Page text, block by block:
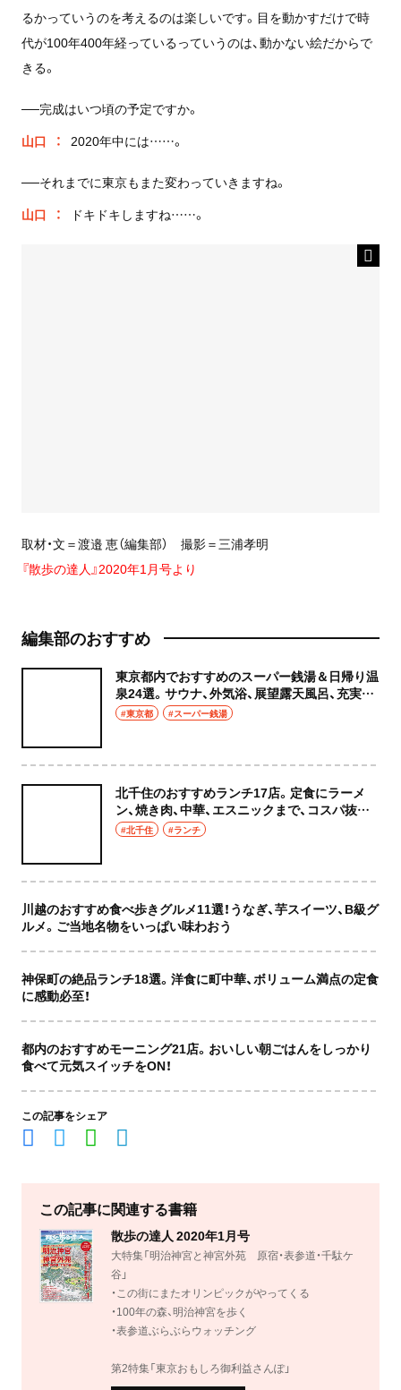
るかっていうのを考えるのは楽しいです。目を動かすだけで時
代が100年400年経っているっていうのは、動かない絵だからで
きる。
──完成はいつ頃の予定ですか。
山口
2020年中には……。
──それまでに東京もまた変わっていきますね。
山口
ドキドキしますね……。
取材・文＝渡邉 恵（編集部） 撮影＝三浦孝明
『散歩の達人』2020年1月号より
編集部のおすすめ
東京都内でおすすめのスーパー銭湯＆日帰り温
泉24選。サウナ、外気浴、展望露天風呂、充実の
癒やし空間へ
#東京都 #スーパー銭湯
北千住のおすすめランチ17店。定食にラーメ
ン、焼き肉、中華、エスニックまで、コスパ抜群
な店もおしゃれな店も網羅してご紹介！
#北千住 #ランチ
川越のおすすめ食べ歩きグルメ11選！うなぎ、芋スイーツ、B級グ
ルメ。ご当地名物をいっぱい味わおう
神保町の絶品ランチ18選。洋食に町中華、ボリューム満点の定食
に感動必至！
都内のおすすめモーニング21店。おいしい朝ごはんをしっかり
食べて元気スイッチをON！
この記事をシェア
この記事に関連する書籍
散歩の達人 2020年1月号
大特集「明治神宮と神宮外苑 原宿・表参道・千駄ケ
谷」
・この街にまたオリンピックがやってくる
・100年の森、明治神宮を歩く
・表参道ぶらぶらウォッチング
第2特集「東京おもしろ御利益さんぽ」